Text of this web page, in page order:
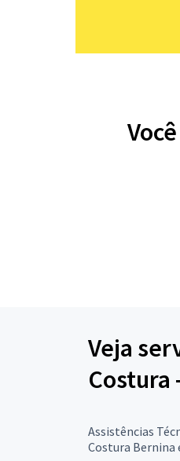
Veja
Assistências
Costura Bernina